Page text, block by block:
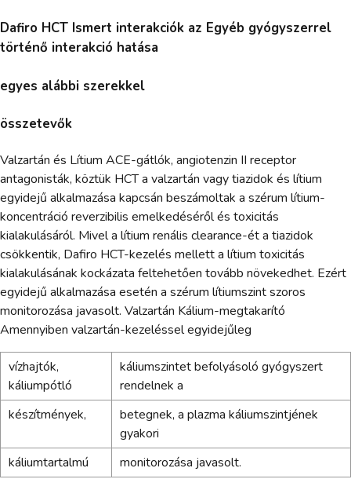
Dafiro HCT Ismert interakciók az Egyéb gyógyszerrel
történő interakció hatása
egyes alábbi szerekkel
összetevők
Valzartán és Lítium ACE-gátlók, angiotenzin II receptor
antagonisták, köztük HCT a valzartán vagy tiazidok és lítium
egyidejű alkalmazása kapcsán beszámoltak a szérum lítium-
koncentráció reverzibilis emelkedéséről és toxicitás
kialakulásáról. Mivel a lítium renális clearance-ét a tiazidok
csökkentik, Dafiro HCT-kezelés mellett a lítium toxicitás
kialakulásának kockázata feltehetően tovább növekedhet. Ezért
egyidejű alkalmazása esetén a szérum lítiumszint szoros
monitorozása javasolt. Valzartán Kálium-megtakarító
Amennyiben valzartán-kezeléssel egyidejűleg
vízhajtók,
káliumpótló
káliumszintet befolyásoló gyógyszert
rendelnek a
készítmények,
betegnek, a plazma káliumszintjének
gyakori
káliumtartalmú
monitorozása javasolt.